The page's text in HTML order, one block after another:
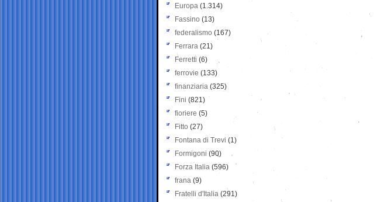
Europa (1.314)
Fassino (13)
federalismo (167)
Ferrara (21)
Ferretti (6)
ferrovie (133)
finanziaria (325)
Fini (821)
fioriere (5)
Fitto (27)
Fontana di Trevi (1)
Formigoni (90)
Forza Italia (596)
frana (9)
Fratelli d'Italia (291)